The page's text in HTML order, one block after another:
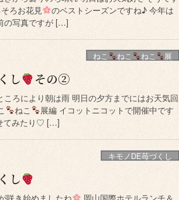
ろお花見
のベストシーズンですね♪ 今年は
の写真ですが […]
ねこ ねこ ねこ 展
し その②
ろにより朝は雨 明日の夕方までにはお天気回
ねこ
展編 イコットニコットで開催中です
てみたり♡ […]
キモノDE苺づくし
し
咲き始めましたね
岡山国際ホテルランチ＆